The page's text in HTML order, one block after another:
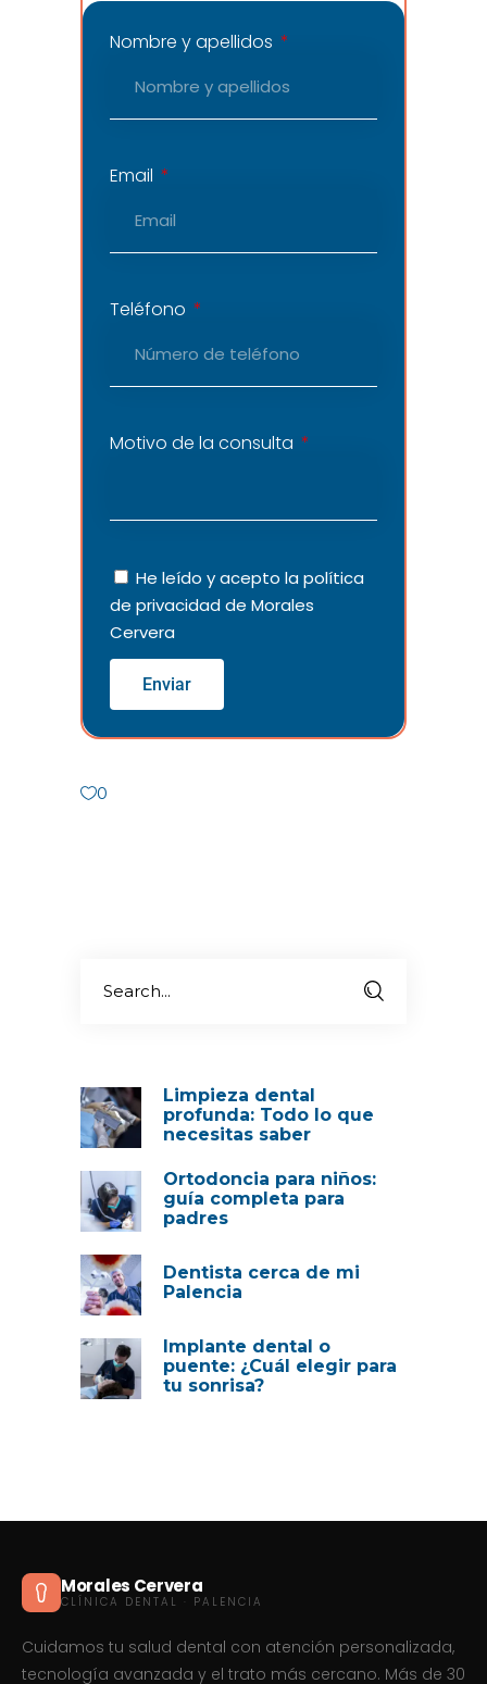
Nombre y apellidos
Email
Teléfono
Motivo de la consulta
He leído y acepto lapolítica
de privacidadde Morales
Cervera
Enviar
0
Limpieza dental
profunda: Todo lo que
necesitas saber
Ortodoncia para niños:
guía completa para
padres
Dentista cerca de mi
Palencia
Implante dental o
puente: ¿Cuál elegir para
tu sonrisa?
Morales Cervera
CLÍNICA DENTAL · PALENCIA
Cuidamos tu salud dental con atención personalizada,
tecnología avanzada y el trato más cercano. Más de 30